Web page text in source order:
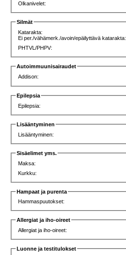
Olkanivelet:
Silmät
Katarakta:
Ei per./vähämerk./avoin/epäilyttävä katarakta:
PHTVL/PHPV:
Autoimmuunisairaudet
Addison:
Epilepsia
Epilepsia:
Lisääntyminen
Lisääntyminen:
Sisäelimet yms.
Maksa:
Kurkku:
Hampaat ja purenta
Hammaspuutokset:
Allergiat ja iho-oireet
Allergiat ja iho-oireet:
Luonne ja testitulokset